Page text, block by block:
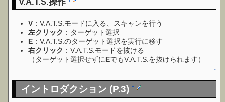
V ：V.A.T.S.モードに入る、スキャンを行う
左クリック ：ターゲット選択
E ：V.A.T.S.のターゲット選択を実行に移す
右クリック ：V.A.T.S.モードを抜ける
（ターゲット選択せずにEでもV.A.T.S.を抜けられます）
↑
イントロダクション (P.3)†